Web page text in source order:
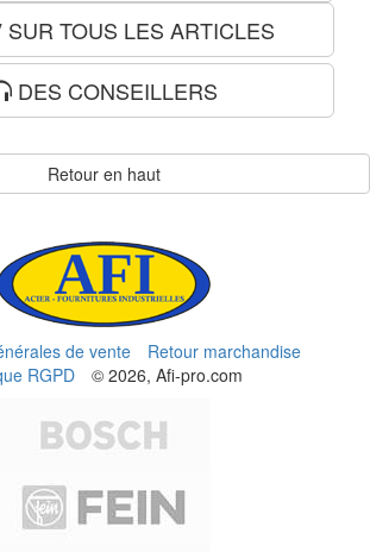
TOUS LES ARTICLES
DES CONSEILLERS
Retour en haut
de vente
Retour marchandise
RGPD
© 2026, Afi-pro.com